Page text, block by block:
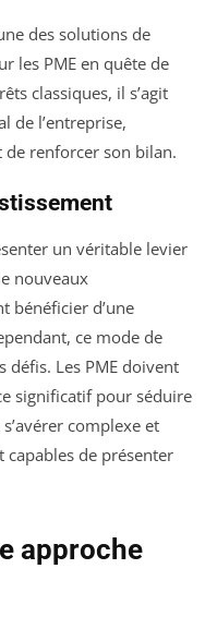
des solutions de
les PME en quête de
classiques, il s’agit
de l’entreprise,
de renforcer son bilan.
un véritable levier
nouveaux
bénéficier d’une
ce mode de
défis. Les PME doivent
significatif pour séduire
complexe et
capables de présenter
approche